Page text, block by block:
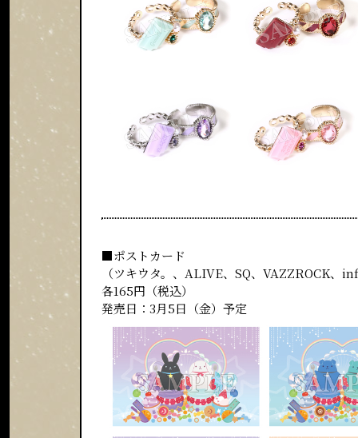
■ポストカード
（ツキウタ。、ALIVE、SQ、VAZZROCK、
各165円（税込）
発売日：3月5日（金）予定